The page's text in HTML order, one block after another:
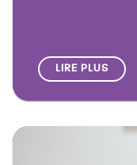
LIRE PLUS